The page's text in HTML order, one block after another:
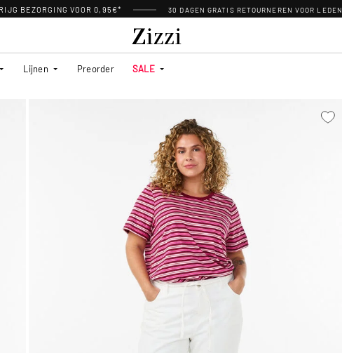
BEZORGING VOOR 0,95€* 30 DAGEN GRATIS RETOURNEREN VOOR LEDEN
Lijnen Preorder SALE